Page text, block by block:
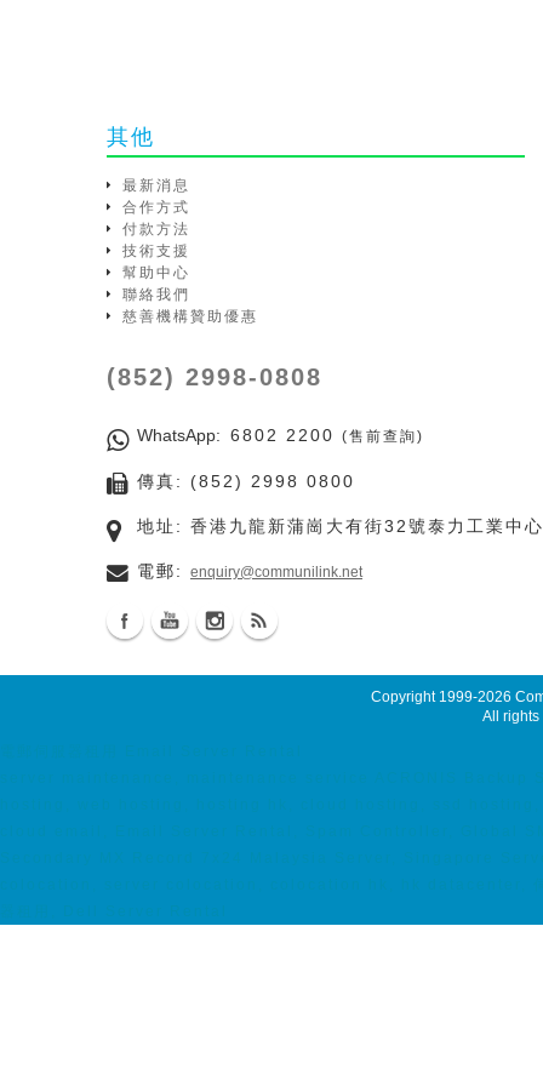
其他
最新消息
合作方式
付款方法
技術支援
幫助中心
聯絡我們
慈善機構贊助優惠
(852) 2998-0808
WhatsApp: 6802 2200 (售前查詢)
傳真: (852) 2998 0800
地址: 香港九龍新蒲崗大有街32號泰力工業中
電郵: enquiry@communilink.net
Copyright 1999-2026
All rights